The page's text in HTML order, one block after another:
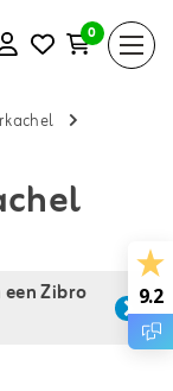
0
Zibro
9.2